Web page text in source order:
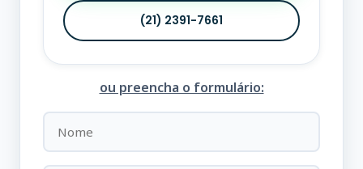
(21) 2391-7661
ou preencha o formulário: